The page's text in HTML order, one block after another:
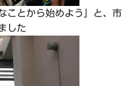
ことから始めよう」と、市
した